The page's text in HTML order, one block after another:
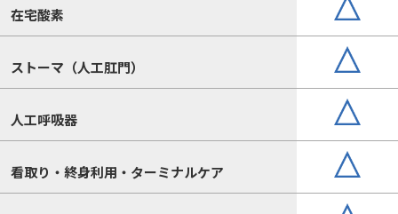
在宅酸素
ストーマ（人工肛門）
人工呼吸器
看取り・終身利用・ターミナルケア